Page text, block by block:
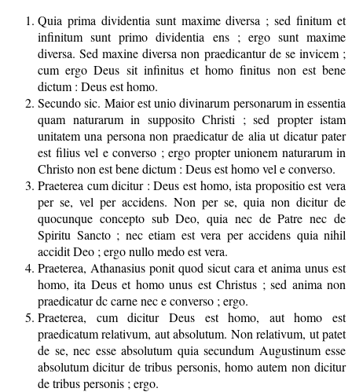
Quia prima dividentia sunt maxime diversa ; sed finitum et
infinitum sunt primo dividentia ens ; ergo sunt maxime
diversa. Sed maxine diversa non praedicantur de se invicem ;
cum ergo Deus sit infinitus et homo finitus non est bene
dictum : Deus est homo.
Secundo sic. Maior est unio divinarum personarum in essentia
quam naturarum in supposito Christi ; sed propter istam
unitatem una persona non praedicatur de alia ut dicatur pater
est filius vel e converso ; ergo propter unionem naturarum in
Christo non est bene dictum : Deus est homo vel e converso.
Praeterea cum dicitur : Deus est homo, ista propositio est vera
per se, vel per accidens. Non per se, quia non dicitur de
quocunque concepto sub Deo, quia nec de Patre nec de
Spiritu Sancto ; nec etiam est vera per accidens quia nihil
accidit Deo ; ergo nullo medo est vera.
Praeterea, Athanasius ponit quod sicut cara et anima unus est
homo, ita Deus et homo unus est Christus ; sed anima non
praedicatur dc carne nec e converso ; ergo.
Praeterea, cum dicitur Deus est homo, aut homo est
praedicatum relativum, aut absolutum. Non relativum, ut patet
de se, nec esse absolutum quia secundum Augustinum esse
absolutum dicitur de tribus personis, homo autem non dicitur
de tribus personis ; ergo.